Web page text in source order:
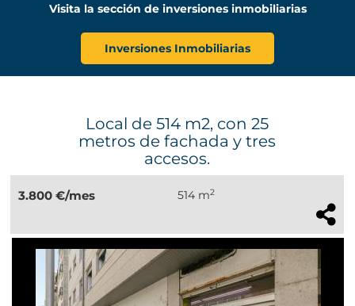
Visita la sección de inversiones inmobiliarias
Inversiones Inmobiliarias
Local de 514 m2, con 25
metros de fachada y tres
accesos.
3.800 €/mes 514 m2